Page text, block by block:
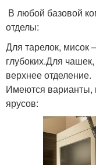
В любой базовой
отделы:
Для тарелок, мисок
глубоких.Для
верхнее отделение.
Имеются варианты,
ярусов: